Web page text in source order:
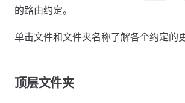
的路由约定。
单击文件和文件夹名称了解各个约定的
顶层文件夹